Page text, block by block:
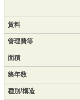
賃料
管理費等
面積
築年数
種別/構造